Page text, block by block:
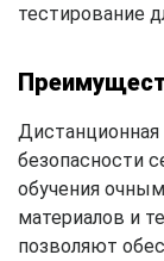
тестирование
безопасности
обучения
материалов и
позволяют